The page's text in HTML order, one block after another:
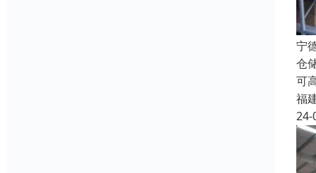
宁
仓
可
福
24-